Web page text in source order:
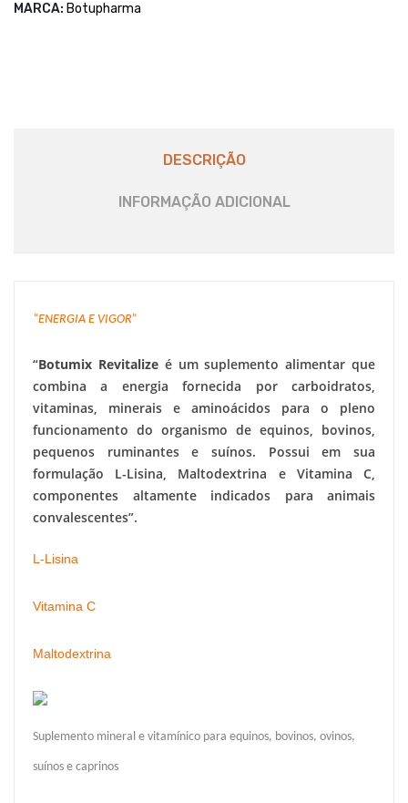
MARCA: Botupharma
DESCRIÇÃO
INFORMAÇÃO ADICIONAL
“ENERGIA E VIGOR”
“Botumix Revitalize é um suplemento alimentar que
combina a energia fornecida por carboidratos,
vitaminas, minerais e aminoácidos para o pleno
funcionamento do organismo de equinos, bovinos,
pequenos ruminantes e suínos. Possui em sua
formulação L-Lisina, Maltodextrina e Vitamina C,
componentes altamente indicados para animais
convalescentes”.
L-Lisina
Vitamina C
Maltodextrina
Suplemento mineral e vitamínico para equinos, bovinos, ovinos,
suínos e caprinos